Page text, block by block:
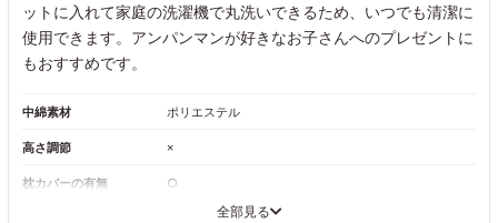
ットに入れて家庭の洗濯機で丸洗いできるため、いつでも清潔に
使用できます。アンパンマンが好きなお子さんへのプレゼントに
もおすすめです。
中綿素材 ポリエステル
高さ調節 ×
枕カバーの有無 ○
全部見る